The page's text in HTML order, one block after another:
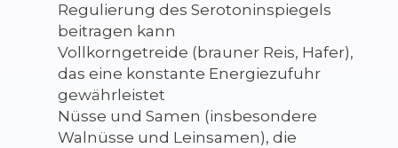
Regulierung des Serotoninspiegels
beitragen kann
Vollkorngetreide (brauner Reis, Hafer),
das eine konstante Energiezufuhr
gewährleistet
Nüsse und Samen (insbesondere
Walnüsse und Leinsamen), die